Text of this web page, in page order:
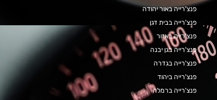
פנצ'רייה באור יהודה
פנצ'רייה בבית דגן
פנצ'רייה באזור
פנצ'רייה בגן יבנה
פנצ'רייה בגדרה
פנצ'רייה ביהוד
פנצ'רייה ברמלה